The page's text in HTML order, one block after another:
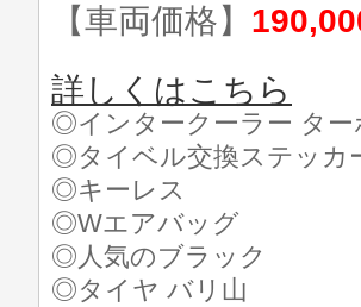
【車両価格】
詳しくはこちら
◎インタークーラー ター
◎タイベル交換ステッカ
◎キーレス
◎Wエアバッグ
◎人気のブラック
◎タイヤ バリ山